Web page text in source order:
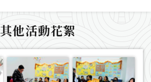
其他活動花絮